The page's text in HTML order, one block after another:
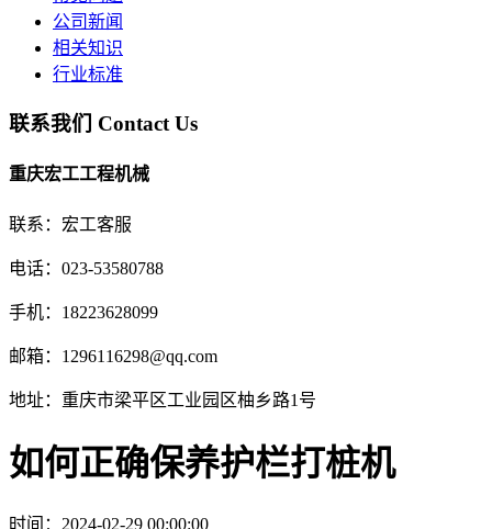
公司新闻
相关知识
行业标准
联系我们 Contact Us
重庆宏工工程机械
联系：宏工客服
电话：023-53580788
手机：18223628099
邮箱：1296116298@qq.com
地址：重庆市梁平区工业园区柚乡路1号
如何正确保养护栏打桩机
时间：2024-02-29 00:00:00